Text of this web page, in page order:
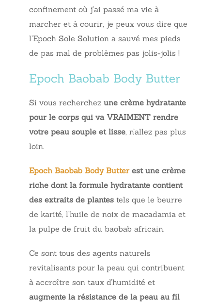
confinement où j’ai passé ma vie à
marcher et à courir, je peux vous dire que
l’Epoch Sole Solution a sauvé mes pieds
de pas mal de problèmes pas jolis-jolis !
Epoch Baobab Body Butter
Si vous recherchez une crème hydratante
pour le corps qui va VRAIMENT rendre
votre peau souple et lisse, n’allez pas plus
loin.
Epoch Baobab Body Butterest une crème
riche dont la formule hydratante contient
des extraits de plantes tels que le beurre
de karité, l’huile de noix de macadamia et
la pulpe de fruit du baobab africain.
Ce sont tous des agents naturels
revitalisants pour la peau qui contribuent
à accroître son taux d’humidité et
augmente la résistance de la peau au fil